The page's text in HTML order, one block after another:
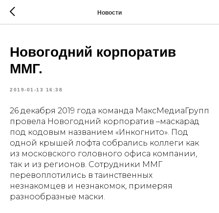
Новости
Новогодний корпоратив
ММГ.
2019-01-13 16:38
26 декабря 2019 года команда МаксМедиаГрупп
провела Новогодний корпоратив –маскарад
под кодовым названием «Инкогнито». Под
одной крышей лофта собрались коллеги как
из московского головного офиса компании,
так и из регионов. Сотрудники ММГ
перевоплотились в таинственных
незнакомцев и незнакомок, примеряя
разнообразные маски.